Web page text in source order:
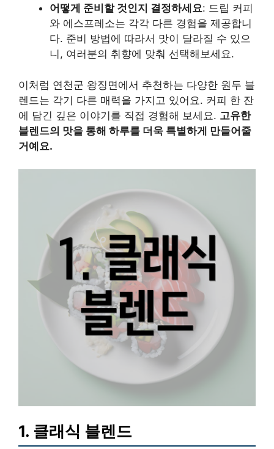
어떻게 준비할 것인지 결정하세요: 드립 커피
와 에스프레소는 각각 다른 경험을 제공합니
다. 준비 방법에 따라서 맛이 달라질 수 있으
니, 여러분의 취향에 맞춰 선택해보세요.
이처럼 연천군 왕징면에서 추천하는 다양한 원두 블
렌드는 각기 다른 매력을 가지고 있어요. 커피 한 잔
에 담긴 깊은 이야기를 직접 경험해 보세요. 고유한
블렌드의 맛을 통해 하루를 더욱 특별하게 만들어줄
거예요.
1. 클래식 블렌드